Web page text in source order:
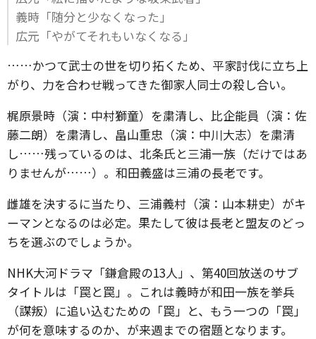
義時「随分と少なくなった」
広元「やがてそれもいなくなる」
……かつて武士の世を切り拓くため、平家討伐に立ち上
がり、力を合わせ戦ってきた御家人同士の殺し合い。
梶原景時（演：中村獅童）を粛清し、比企能員（演：佐
藤二朗）を粛清し、畠山重忠（演：中川大志）を粛清
し……残っているのは、北条氏と三浦一族（だけではあ
りませんが……）。和田義盛は三浦の長老です。
雌雄を決するに当たり、三浦義村（演：山本耕史）がキ
ーマンとなるのは必定。果たして彼は長老と盟友のどっ
ちを選ぶのでしょうか。
NHK大河ドラマ「鎌倉殿の13人」、第40回放送のサブ
タイトルは「罠と罠」。これは義時が和田一族を挙兵
（謀叛）に追い込むための「罠」と、もう一つの「罠」
が何を意味するのか、が来週までの宿題となります。